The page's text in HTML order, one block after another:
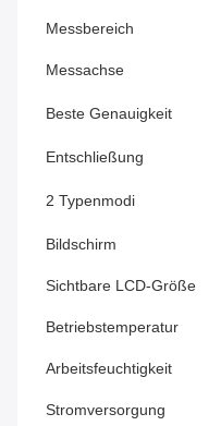
Messbereich
Messachse
Beste Genauigkeit
Entschließung
2 Typenmodi
Bildschirm
Sichtbare LCD-Größe
Betriebstemperatur
Arbeitsfeuchtigkeit
Stromversorgung